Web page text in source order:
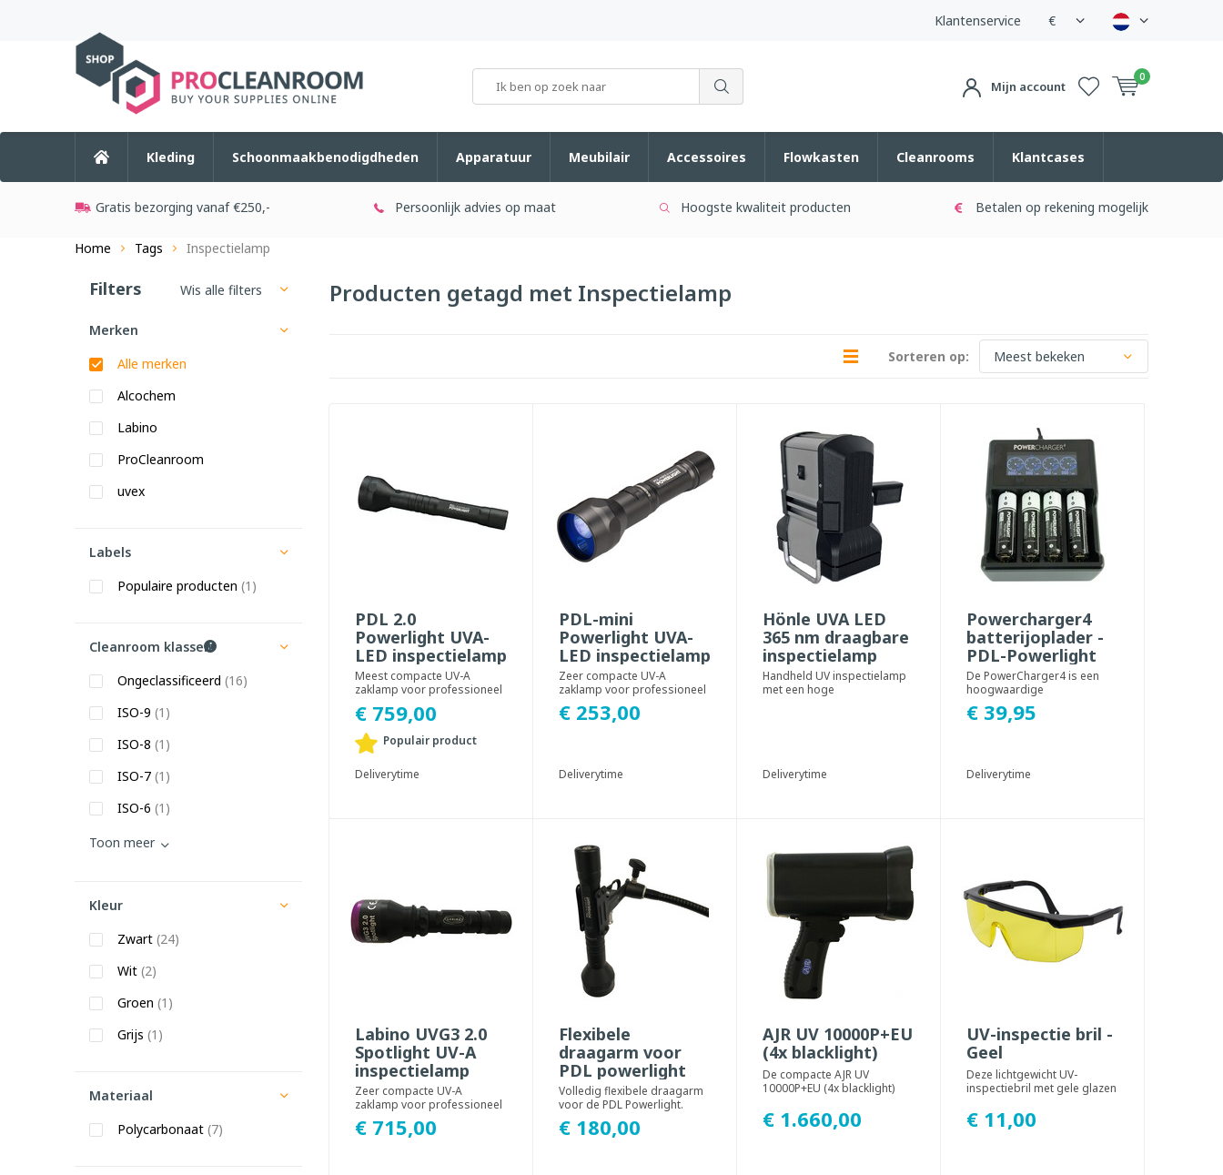
Klantenservice €
Mijn account
0
Kleding Schoonmaakbenodigdheden Apparatuur Meubilair Accessoires Flowkasten Cleanrooms Klantcases
Gratis bezorging vanaf €250,- Persoonlijk advies op maat Hoogste kwaliteit producten Betalen op rekening mogelijk
Home Tags Inspectielamp
Producten getagd met Inspectielamp
Sorteren op:
PDL 2.0
Powerlight UVA-
LED inspectielamp
Meest compacte UV-A
zaklamp voor professioneel
watt UV-A 365 n...
€ 759,00
Populair product
Deliverytime
PDL-mini
Powerlight UVA-
LED inspectielamp
Zeer compacte UV-A
zaklamp voor professioneel
gebruik, voorzien van 1 x 5
watt UV-A 365 nm...
€ 253,00
Deliverytime
Hönle UVA LED
365 nm draagbare
inspectielamp
Handheld UV inspectielamp
met een hoge
Deliverytime
Powercharger4
batterijoplader -
PDL-Powerlight
De PowerCharger4 is een
hoogwaardige
batterijoplader, technisch
geoptimaliseerd voor de
€ 39,95
Deliverytime
Labino UVG3 2.0
Spotlight UV-A
inspectielamp
Zeer compacte UV-A
zaklamp voor professioneel
gebruik met 90.000 µW/cm².
Zeer krachtig, ...
€ 715,00
Flexibele
draagarm voor
PDL powerlight
Volledig flexibele draagarm
voor de PDL Powerlight.
Door de stevige maar
flexibele binnenm...
€ 180,00
AJR UV 10000P+EU
(4x blacklight)
De compacte AJR UV
10000P+EU (4x blacklight)
accuduur van 3 tot 4 u...
€ 1.660,00
UV-inspectie bril -
Geel
Deze lichtgewicht UV-
inspectiebril met gele glazen
tijdens het gebr...
€ 11,00
Filters Wis alle filters
Merken
Alle merken
Alcochem
Labino
ProCleanroom
uvex
Labels
Populaire producten (1)
Cleanroom klassen
Ongeclassificeerd (16)
ISO-9 (1)
ISO-8 (1)
ISO-7 (1)
ISO-6 (1)
Toon meer
Kleur
Zwart (24)
Wit (2)
Groen (1)
Grijs (1)
Materiaal
Polycarbonaat (7)